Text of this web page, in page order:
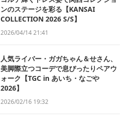
ンのステージを彩る【KANSAI
COLLECTION 2026 S/S】
2026/04/14 21:41
人気ライバー・ガガちゃん＆せさん、
美脚際立つコーデで息ぴったりペアウ
ォーク【TGC in あいち・なごや
2026】
2026/02/16 19:32